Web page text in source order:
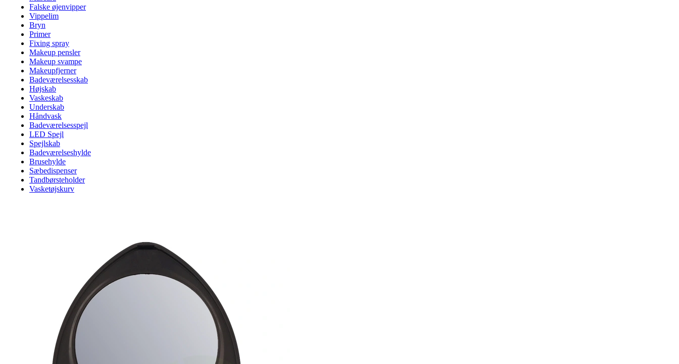
Falske øjenvipper
Vippelim
Bryn
Primer
Fixing spray
Makeup pensler
Makeup svampe
Makeupfjerner
Badeværelsesskab
Højskab
Vaskeskab
Underskab
Håndvask
Badeværelsesspejl
LED Spejl
Spejlskab
Badeværelseshylde
Brusehylde
Sæbedispenser
Tandbørsteholder
Vasketøjskurv